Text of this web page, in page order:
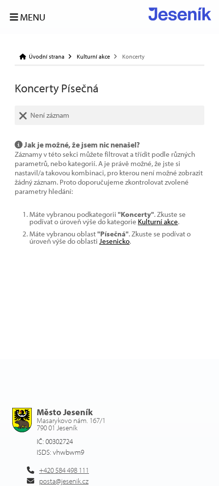
MENU
Úvodní strana Kulturní akce Koncerty
Koncerty Písečná
Není záznam
Jak je možné, že jsem nic nenašel?
Záznamy v této sekci můžete filtrovat a třídit podle různých
parametrů, nebo kategorií. A je právě možné, že jste si
nastavil/a takovou kombinaci, pro kterou není možné zobrazit
žádný záznam. Proto doporučujeme zkontrolovat zvolené
parametry hledání:
Máte vybranou podkategorii "Koncerty". Zkuste se
podívat o úroveň výše do kategorie Kulturní akce.
Máte vybranou oblast"Písečná". Zkuste se podívat o
úroveň výše do oblasti Jesenicko.
Město Jeseník
Masarykovo nám. 167/1
790 01 Jeseník
IČ: 00302724
ISDS: vhwbwm9
+420 584 498 111
posta@jesenik.cz